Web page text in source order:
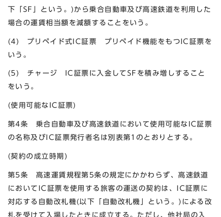
下「SF」という。)から乗合自動車及び高速鉄道を利用した
場合の運賃相当額を減額することをいう。
(4) プリペイド式IC証票 プリペイド機能をもつIC証票を
いう。
(5) チャージ IC証票に入金してSFを積み増しすること
をいう。
(使用可能なIC証票)
第4条 乗合自動車及び高速鉄道において使用可能なIC証票
の名称及びIC証票発行者名は別表第1のとおりとする。
(契約の成立時期)
第5条 高速運賃規程第5条の規定にかかわらず、高速鉄道
においてIC証票を使用する旅客の運送の契約は、IC証票に
対応する自動改札機(以下「自動改札機」という。)による改
札を受けて入場したときに成立する。ただし、他社局の入